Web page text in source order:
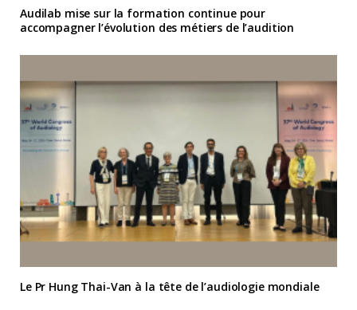
Audilab mise sur la formation continue pour
accompagner l’évolution des métiers de l’audition
Le Pr Hung Thai-Van à la tête de l’audiologie mondiale